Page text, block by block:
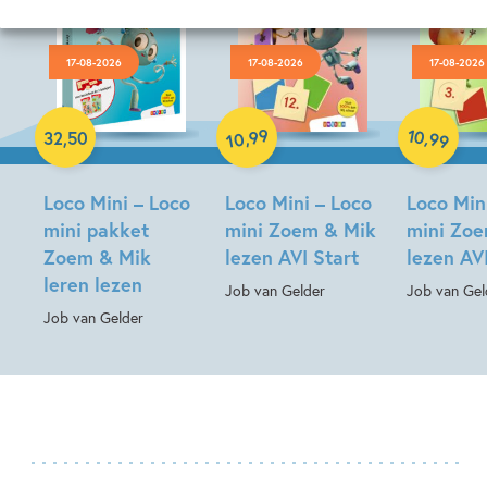
17-08-2026
Loco Mini – Loco
mini pakket
Zoem & Mik
leren lezen
Job van Gelder
32,50
Paperback
17-08-2026
Loco Mini – Loco
mini Zoem & Mik
lezen AVI Start
Job van Gelder
10,99
Paperback
17-08-2026
Loco
mini
lezen
Job van
10,99
Paperback